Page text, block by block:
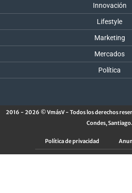
Innovación
Lifestyle
Marketing
Mercados
Política
2016 - 2026 © VmásV - Todos los derechos
Condes, Santiago.
Política de privacidad